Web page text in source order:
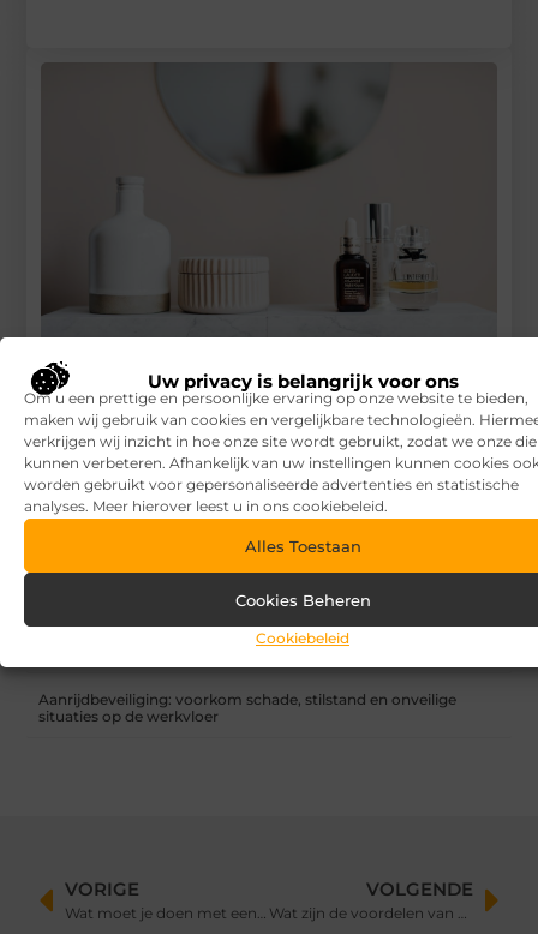
Uw privacy is belangrijk voor ons
Om u een prettige en persoonlijke ervaring op onze website te bieden,
maken wij gebruik van cookies en vergelijkbare technologieën.
verkrijgen wij inzicht in hoe onze site wordt gebruikt, zodat we onze
kunnen verbeteren. Afhankelijk van uw instellingen kunnen cookies
worden gebruikt voor gepersonaliseerde advertenties en statistische
analyses. Meer hierover leest u in ons cookiebeleid.
Alles Toestaan
Cookies Beheren
Cookiebeleid
Haarmerk Authentic Beauty Concept
RECENTE BERICHTEN
7 tips voor het kiezen van een luxe vakantiepark
Waar let je op bij het kiezen van een vakantiepark?
Overkapping in fases: zo begin je slim en breid je later uit
Zandbak schoon en diervriendelijk houden
Vind de perfecte garage in Eerbeek
Aanrijdbeveiliging: voorkom schade, stilstand en onveilige
situaties op de werkvloer
VORIGE
Wat moet je doen met een Kerstboom Haarlem voor en na kerst?
VOLGENDE
Wat zijn de voordelen van cashless betalen?